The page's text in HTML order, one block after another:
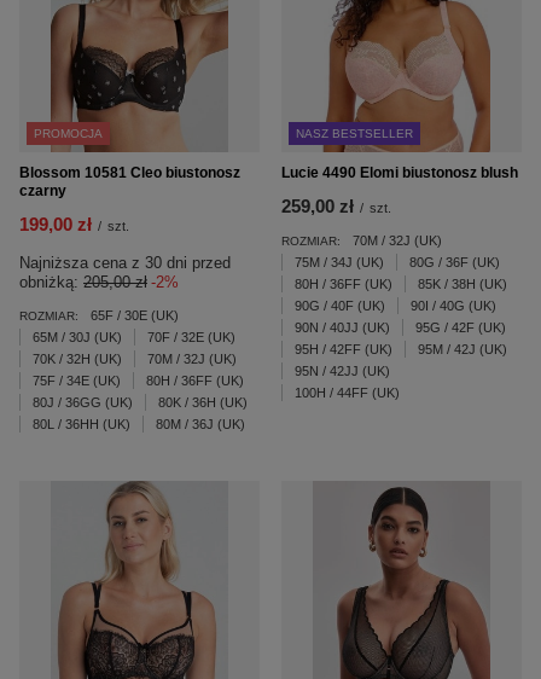
PROMOCJA
Blossom 10581 Cleo biustonosz
czarny
199,00 zł / szt.
Najniższa cena z 30 dni przed
obniżką: 205,00 zł -2%
ROZMIAR:
65F / 30E (UK)
65M / 30J (UK)
70F / 32E (UK)
70K / 32H (UK)
70M / 32J (UK)
75F / 34E (UK)
80H / 36FF (UK)
80J / 36GG (UK)
80K / 36H (UK)
80L / 36HH (UK)
80M / 36J (UK)
NASZ BESTSELLER
Lucie 4490 Elomi biustonosz blush
259,00 zł / szt.
ROZMIAR:
70M / 32J (UK)
75M / 34J (UK)
80G / 36F (UK)
80H / 36FF (UK)
85K / 38H (UK)
90G / 40F (UK)
90I / 40G (UK)
90N / 40JJ (UK)
95G / 42F (UK)
95H / 42FF (UK)
95M / 42J (UK)
95N / 42JJ (UK)
100H / 44FF (UK)